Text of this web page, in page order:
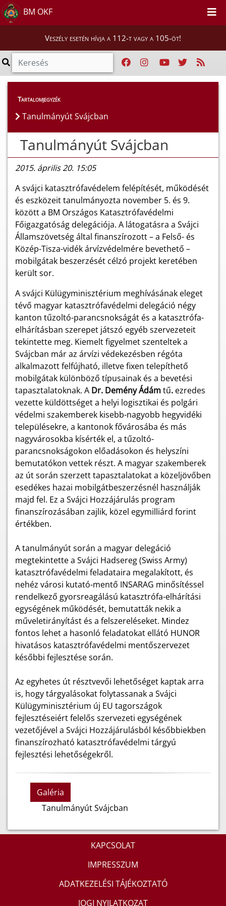
BM OKF
Veszély esetén hívja a 112-t vagy a 105-öt!
Híreink > Hírek
Tartalomjegyzék
Tanulmányút Svájcban
Tanulmányút Svájcban
2015. április 20. 15:05
A svájci katasztrófavédelem felépítését, működését
és eszközeit tanulmányozta november 5. és 9.
között a BM Országos Katasztrófavédelmi
Főigazgatóság delegációja. A látogatásra a Svájci
Államszövetség által finanszírozott – a Felső- és
Közép-Tisza-vidék árvízvédelmére bevethető –
mobilgátak beszerzését célzó projekt keretében
került sor.
A svájci Külügyminisztérium meghívásának eleget
tévő magyar katasztrófavédelmi delegáció négy
kanton tűzoltó-parancsnokságát és a katasztrófa-
elhárításban szerepet játszó egyéb szervezeteit
tekintette meg. Kiemelt figyelmet szenteltek a
Svájcban már az árvízi védekezésben régóta
alkalmazott felfújható, illetve fixen telepíthető
mobilgátak különböző típusainak és a bevetési
tapasztalatoknak. A Dr. Demény Ádámtű. ezredes
vezette küldöttséget a helyi logisztikai és polgári
védelmi szakemberek kisebb-nagyobb hegyvidéki
településekre, a kantonok fővárosába és más
nagyvárosokba kísérték el, a tűzoltó-
parancsnokságokon előadásokon és helyszíni
bemutatókon vettek részt. A magyar szakemberek
az út során szerzett tapasztalatokat a közeljövőben
esedékes hazai mobilgátbeszerzésnél használják
majd fel. Ez a Svájci Hozzájárulás program
finanszírozásában zajlik, közel egymilliárd forint
értékben.
A tanulmányút során a magyar delegáció
megtekintette a Svájci Hadsereg (Swiss Army)
katasztrófavédelmi feladataira megalakított, és
nehéz városi kutató-mentő INSARAG minősítéssel
rendelkező gyorsreagálású katasztrófa-elhárítási
egységének működését, bemutatták nekik a
műveletirányítást és a felszereléseket. Mindez
fontos lehet a hasonló feladatokat ellátó HUNOR
hivatásos katasztrófavédelmi mentőszervezet
későbbi fejlesztése során.
Az egyhetes út résztvevői lehetőséget kaptak arra
is, hogy tárgyalásokat folytassanak a Svájci
Külügyminisztérium új EU tagországok
fejlesztéseiért felelős szervezeti egységének
vezetőjével a Svájci Hozzájárulásból későbbiekben
finanszírozható katasztrófavédelmi tárgyú
fejlesztési lehetőségekről.
Galéria
Tanulmányút Svájcban
KAPCSOLAT
IMPRESSZUM
ADATKEZELÉSI TÁJÉKOZTATÓ
JOGI NYILATKOZAT